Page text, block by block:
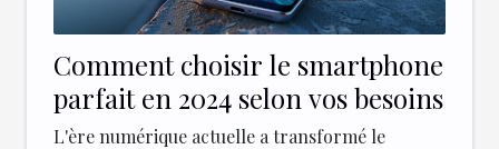
Comment choisir le smartphone
parfait en 2024 selon vos besoins
L'ère numérique actuelle a transformé le